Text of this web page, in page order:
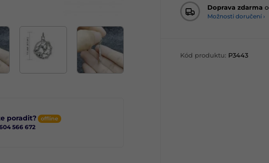
poradit? offline
566 672
Doprava zdarma
Možnosti doručení ›
Kód produktu: P3443